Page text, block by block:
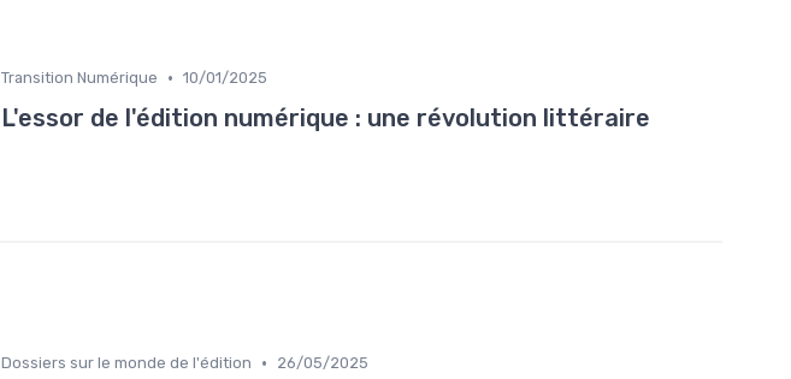
Transition Numérique • 10/01/2025
L'essor de l'édition numérique : une révolution littéraire
Dossiers sur le monde de l'édition • 26/05/2025